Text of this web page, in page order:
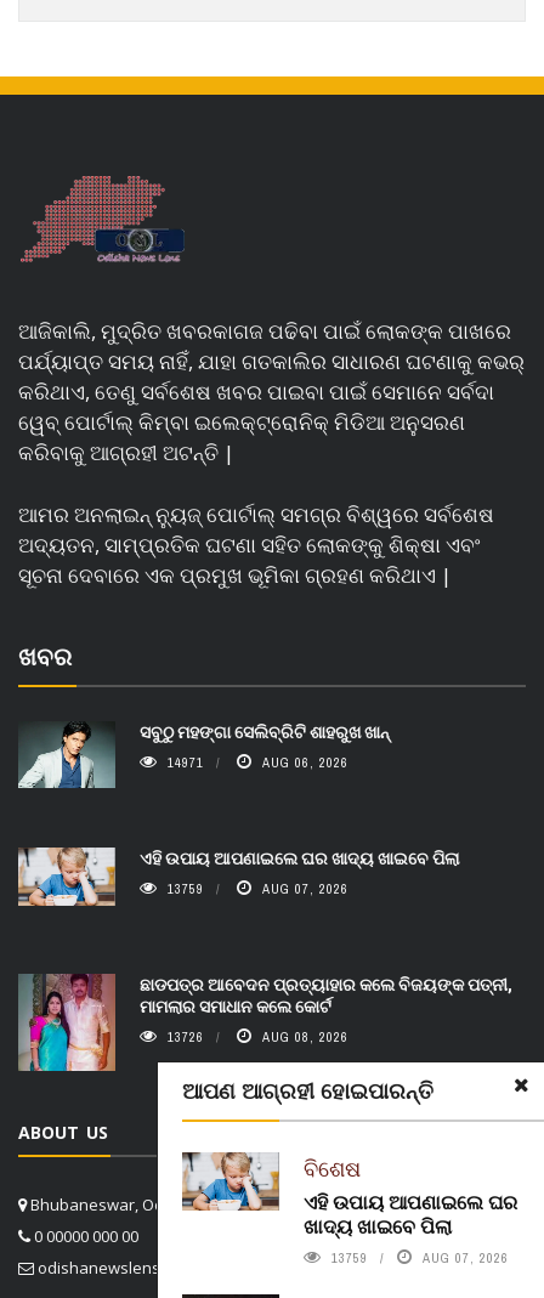
ଆପଣ ଆଗ୍ରହୀ ହୋଇପାରନ୍ତି
ବିଶେଷ
ଏହି ଉପାୟ ଆପଣାଇଲେ ଘର
ଖାଦ୍ୟ ଖାଇବେ ପିଲା
13759 AUG 07, 2026
ଆଜିକାଲି, ମୁଦ୍ରିତ ଖବରକାଗଜ ପଢିବା ପାଇଁ ଲୋକଙ୍କ ପାଖରେ
ପର୍ଯ୍ୟାପ୍ତ ସମୟ ନାହିଁ, ଯାହା ଗତକାଲିର ସାଧାରଣ ଘଟଣାକୁ କଭର୍
କରିଥାଏ, ତେଣୁ ସର୍ବଶେଷ ଖବର ପାଇବା ପାଇଁ ସେମାନେ ସର୍ବଦା
ୱେବ୍ ପୋର୍ଟାଲ୍ କିମ୍ବା ଇଲେକ୍ଟ୍ରୋନିକ୍ ମିଡିଆ ଅନୁସରଣ
କରିବାକୁ ଆଗ୍ରହୀ ଅଟନ୍ତି |
ଆମର ଅନଲାଇନ୍ ନ୍ୟୁଜ୍ ପୋର୍ଟାଲ୍ ସମଗ୍ର ବିଶ୍ୱରେ ସର୍ବଶେଷ
ଅଦ୍ୟତନ, ସାମ୍ପ୍ରତିକ ଘଟଣା ସହିତ ଲୋକଙ୍କୁ ଶିକ୍ଷା ଏବଂ
ସୂଚନା ଦେବାରେ ଏକ ପ୍ରମୁଖ ଭୂମିକା ଗ୍ରହଣ କରିଥାଏ |
ଖବର
ସବୁଠୁ ମହଙ୍ଗା ସେଲିବ୍ରିଟି ଶାହରୁଖ ଖାନ୍
14971 AUG 06, 2026
ଏହି ଉପାୟ ଆପଣାଇଲେ ଘର ଖାଦ୍ୟ ଖାଇବେ ପିଲା
13759 AUG 07, 2026
ଛାଡପତ୍ର ଆବେଦନ ପ୍ରତ୍ୟାହାର କଲେ ବିଜୟଙ୍କ ପତ୍ନୀ,
ମାମଲାର ସମାଧାନ କଲେ କୋର୍ଟ
13726 AUG 08, 2026
ABOUT US
Bhubaneswar, Odisha, India
0 00000 000 00
odishanewslens@gmail.com